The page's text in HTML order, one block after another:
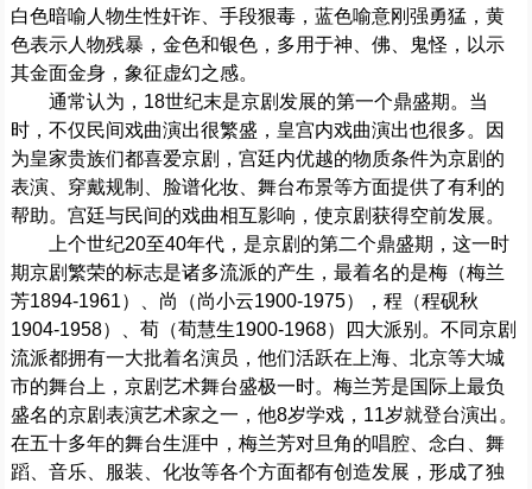
白色暗喻人物生性奸诈、手段狠毒，蓝色喻意刚强勇猛，黄
色表示人物残暴，金色和银色，多用于神、佛、鬼怪，以示
其金面金身，象征虚幻之感。
通常认为，18世纪末是京剧发展的第一个鼎盛期。当
时，不仅民间戏曲演出很繁盛，皇宫内戏曲演出也很多。因
为皇家贵族们都喜爱京剧，宫廷内优越的物质条件为京剧的
表演、穿戴规制、脸谱化妆、舞台布景等方面提供了有利的
帮助。宫廷与民间的戏曲相互影响，使京剧获得空前发展。
上个世纪20至40年代，是京剧的第二个鼎盛期，这一时
期京剧繁荣的标志是诸多流派的产生，最着名的是梅（梅兰
芳1894-1961）、尚（尚小云1900-1975），程（程砚秋
1904-1958）、荀（荀慧生1900-1968）四大派别。不同京剧
流派都拥有一大批着名演员，他们活跃在上海、北京等大城
市的舞台上，京剧艺术舞台盛极一时。梅兰芳是国际上最负
盛名的京剧表演艺术家之一，他8岁学戏，11岁就登台演出。
在五十多年的舞台生涯中，梅兰芳对旦角的唱腔、念白、舞
蹈、音乐、服装、化妆等各个方面都有创造发展，形成了独